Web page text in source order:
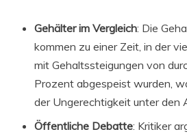
Gehälter im Vergleich: Die
kommen zu einer Zeit, in der
mit Gehaltssteigungen von
Prozent abgespeist wurden,
der Ungerechtigkeit unter den
Öffentliche Debatte: Kritiker